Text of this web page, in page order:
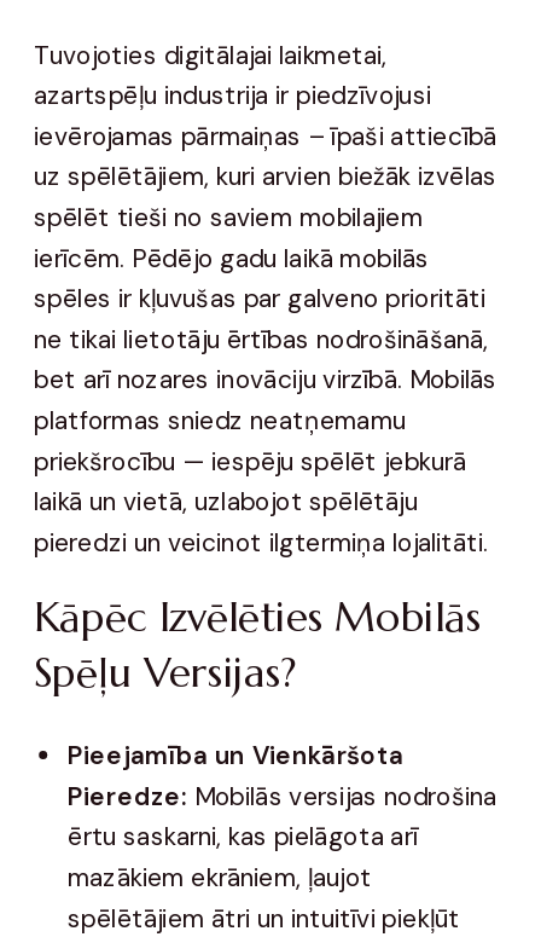
Tuvojoties digitālajai laikmetai,
azartspēļu industrija ir piedzīvojusi
ievērojamas pārmaiņas – īpaši attiecībā
uz spēlētājiem, kuri arvien biežāk izvēlas
spēlēt tieši no saviem mobilajiem
ierīcēm. Pēdējo gadu laikā mobilās
spēles ir kļuvušas par galveno prioritāti
ne tikai lietotāju ērtības nodrošināšanā,
bet arī nozares inovāciju virzībā. Mobilās
platformas sniedz neatņemamu
priekšrocību — iespēju spēlēt jebkurā
laikā un vietā, uzlabojot spēlētāju
pieredzi un veicinot ilgtermiņa lojalitāti.
Kāpēc Izvēlēties Mobilās
Spēļu Versijas?
Pieejamība un Vienkāršota
Pieredze: Mobilās versijas nodrošina
ērtu saskarni, kas pielāgota arī
mazākiem ekrāniem, ļaujot
spēlētājiem ātri un intuitīvi piekļūt